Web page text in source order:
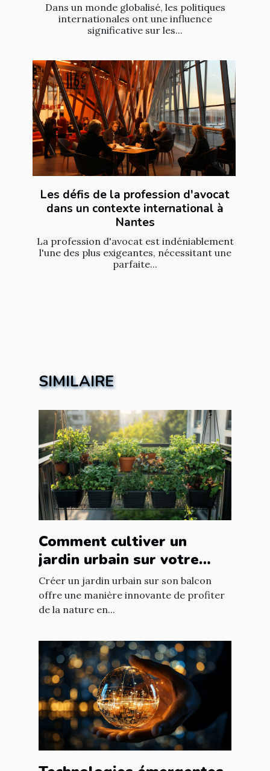
Dans un monde globalisé, les politiques
internationales ont une influence
significative sur les...
Les défis de la profession d'avocat
dans un contexte international à
Nantes
La profession d'avocat est indéniablement
l'une des plus exigeantes, nécessitant une
parfaite...
SIMILAIRE
Comment cultiver un
jardin urbain sur votre
balcon
Créer un jardin urbain sur son balcon
offre une manière innovante de profiter
de la nature en...